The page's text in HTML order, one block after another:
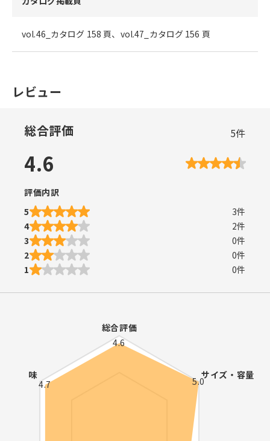
vol.46_カタログ 158 頁、vol.47_カタログ 156 頁
レビュー
総合評価 5件
4.6
評価内訳
5
3件
4
2件
3
0件
2
0件
1
0件